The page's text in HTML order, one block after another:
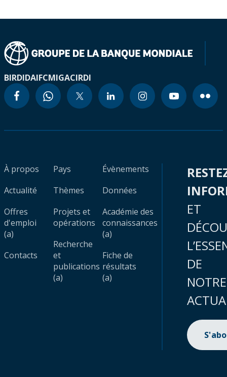
BIRDIDAIFCMIGACIRDI
À propos
Actualité
Offres
d'emploi
(a)
Contacts
Pays
Thèmes
Projets et
opérations
Recherche
et
publications
(a)
Évènements
Données
Académie des
connaissances
(a)
Fiche de
résultats
(a)
ET
DE
NOTRE